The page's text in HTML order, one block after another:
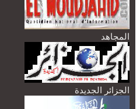
المجاهد
الجزائر الجديدة